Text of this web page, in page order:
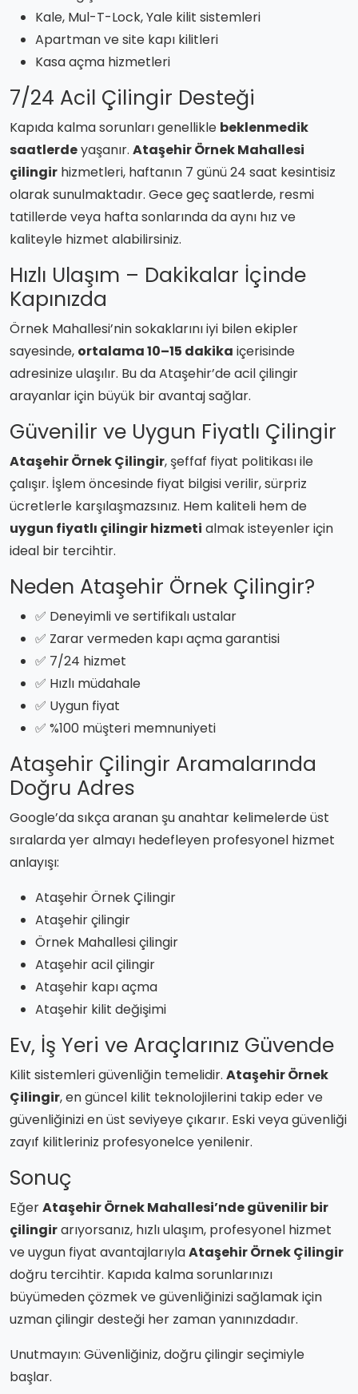
Kale, Mul-T-Lock, Yale kilit sistemleri
Apartman ve site kapı kilitleri
Kasa açma hizmetleri
7/24 Acil Çilingir Desteği
Kapıda kalma sorunları genellikle beklenmedik
saatlerdeyaşanır. Ataşehir Örnek Mahallesi
çilingir hizmetleri, haftanın 7 günü 24 saat kesintisiz
olarak sunulmaktadır. Gece geç saatlerde, resmi
tatillerde veya hafta sonlarında da aynı hız ve
kaliteyle hizmet alabilirsiniz.
Hızlı Ulaşım – Dakikalar İçinde
Kapınızda
Örnek Mahallesi’nin sokaklarını iyi bilen ekipler
sayesinde, ortalama 10–15 dakika içerisinde
adresinize ulaşılır. Bu da Ataşehir’de acil çilingir
arayanlar için büyük bir avantaj sağlar.
Güvenilir ve Uygun Fiyatlı Çilingir
Ataşehir Örnek Çilingir, şeffaf fiyat politikası ile
çalışır. İşlem öncesinde fiyat bilgisi verilir, sürpriz
ücretlerle karşılaşmazsınız. Hem kaliteli hem de
uygun fiyatlı çilingir hizmeti almak isteyenler için
ideal bir tercihtir.
Neden Ataşehir Örnek Çilingir?
✅ Deneyimli ve sertifikalı ustalar
✅ Zarar vermeden kapı açma garantisi
✅ 7/24 hizmet
✅ Hızlı müdahale
✅ Uygun fiyat
✅ %100 müşteri memnuniyeti
Ataşehir Çilingir Aramalarında
Doğru Adres
Google’da sıkça aranan şu anahtar kelimelerde üst
sıralarda yer almayı hedefleyen profesyonel hizmet
anlayışı:
Ataşehir Örnek Çilingir
Ataşehir çilingir
Örnek Mahallesi çilingir
Ataşehir acil çilingir
Ataşehir kapı açma
Ataşehir kilit değişimi
Ev, İş Yeri ve Araçlarınız Güvende
Kilit sistemleri güvenliğin temelidir. Ataşehir Örnek
Çilingir, en güncel kilit teknolojilerini takip eder ve
güvenliğinizi en üst seviyeye çıkarır. Eski veya güvenliği
zayıf kilitleriniz profesyonelce yenilenir.
Sonuç
EğerAtaşehir Örnek Mahallesi’nde güvenilir bir
çilingirarıyorsanız, hızlı ulaşım, profesyonel hizmet
ve uygun fiyat avantajlarıylaAtaşehir Örnek Çilingir
doğru tercihtir. Kapıda kalma sorunlarınızı
büyümeden çözmek ve güvenliğinizi sağlamak için
uzman çilingir desteği her zaman yanınızdadır.
Unutmayın: Güvenliğiniz, doğru çilingir seçimiyle
başlar.